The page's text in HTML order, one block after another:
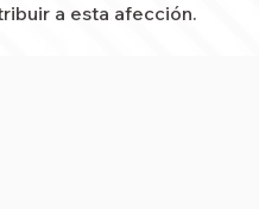
a esta afección.